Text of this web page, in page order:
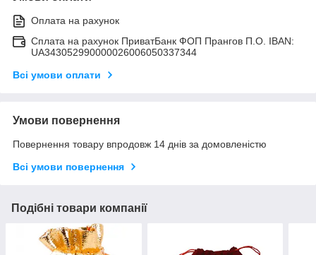
Оплата на рахунок
Сплата на рахунок ПриватБанк ФОП Прангов П.О. IBAN:
UA343052990000026006050337344
Всі умови оплати
Умови повернення
Повернення товару впродовж 14 днів за домовленістю
Всі умови повернення
Подібні товари компанії